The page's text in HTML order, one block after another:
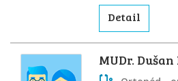
Detail
MUDr.